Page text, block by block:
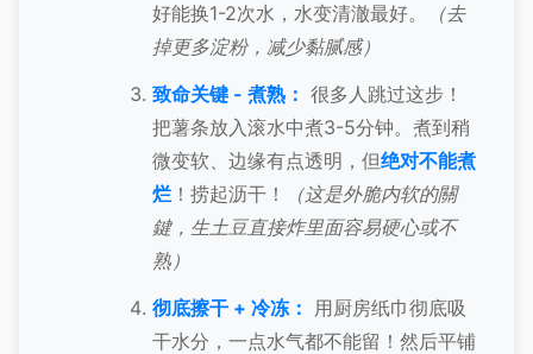
好能换1-2次水，水变清澈最好。
（去
掉更多淀粉，减少黏腻感）
致命关键 - 煮熟： 很多人跳过这步！
把薯条放入滚水中煮3-5分钟。煮到稍
微变软、边缘有点透明，但绝对不能煮
烂 ！捞起沥干！
（这是外脆内软的關
鍵，生土豆直接炸里面容易硬心或不
熟）
彻底擦干 + 冷冻： 用厨房纸巾彻底吸
干水分，一点水气都不能留！然后平铺